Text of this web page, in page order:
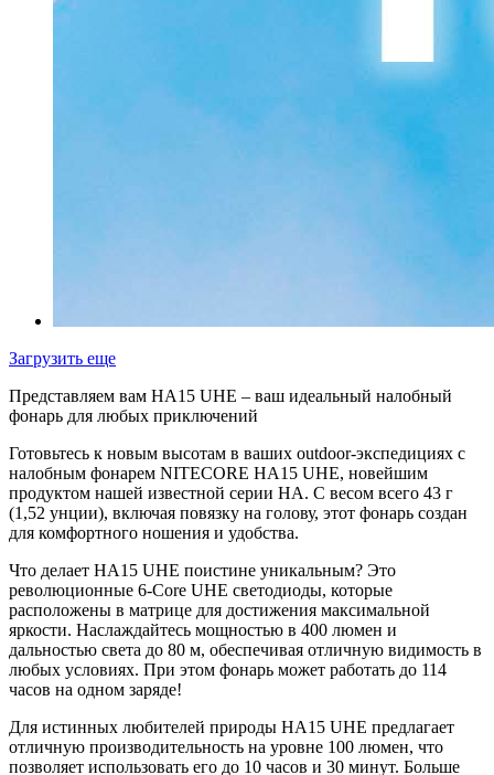
Загрузить еще
Представляем вам HA15 UHE – ваш идеальный налобный
фонарь для любых приключений
Готовьтесь к новым высотам в ваших outdoor-экспедициях с
налобным фонарем NITECORE HA15 UHE, новейшим
продуктом нашей известной серии HA. С весом всего 43 г
(1,52 унции), включая повязку на голову, этот фонарь создан
для комфортного ношения и удобства.
Что делает HA15 UHE поистине уникальным? Это
революционные 6-Core UHE светодиоды, которые
расположены в матрице для достижения максимальной
яркости. Наслаждайтесь мощностью в 400 люмен и
дальностью света до 80 м, обеспечивая отличную видимость в
любых условиях. При этом фонарь может работать до 114
часов на одном заряде!
Для истинных любителей природы HA15 UHE предлагает
отличную производительность на уровне 100 люмен, что
позволяет использовать его до 10 часов и 30 минут. Больше